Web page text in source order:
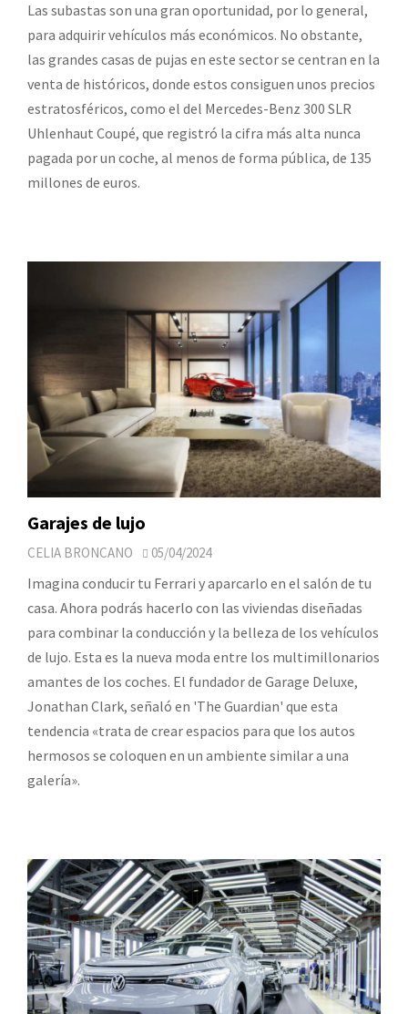
Las subastas son una gran oportunidad, por lo general,
para adquirir vehículos más económicos. No obstante,
las grandes casas de pujas en este sector se centran en la
venta de históricos, donde estos consiguen unos precios
estratosféricos, como el del Mercedes-Benz 300 SLR
Uhlenhaut Coupé, que registró la cifra más alta nunca
pagada por un coche, al menos de forma pública, de 135
millones de euros.
Garajes de lujo
CELIA BRONCANO 05/04/2024
Imagina conducir tu Ferrari y aparcarlo en el salón de tu
casa. Ahora podrás hacerlo con las viviendas diseñadas
para combinar la conducción y la belleza de los vehículos
de lujo. Esta es la nueva moda entre los multimillonarios
amantes de los coches. El fundador de Garage Deluxe,
Jonathan Clark, señaló en 'The Guardian' que esta
tendencia «trata de crear espacios para que los autos
hermosos se coloquen en un ambiente similar a una
galería».